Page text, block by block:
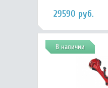
29590 руб.
В наличии